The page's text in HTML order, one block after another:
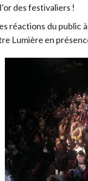
des festivaliers !
réactions du public
Lumière en